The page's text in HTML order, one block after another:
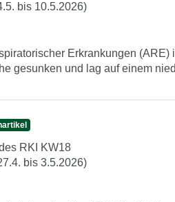
bis 10.5.2026)
Erkrankungen
gesunken und lag auf einem
RKI KW18
bis 3.5.2026)